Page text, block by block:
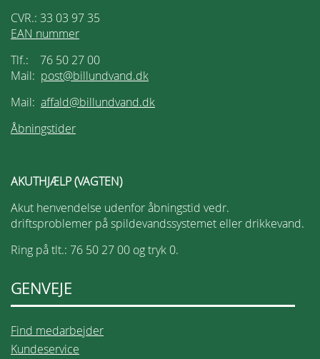
CVR.: 33 03 97 35
EAN nummer
Tlf.: 76 50 27 00
Mail: post@billundvand.dk
Mail: affald@billundvand.dk
Åbningstider
AKUTHJÆLP (VAGTEN)
Akut henvendelse udenfor åbningstid vedr.
driftsproblemer på spildevandssystemet eller drikkevand.
Ring på tlt.: 76 50 27 00 og tryk 0.
GENVEJE
Find medarbejder
Kundeservice